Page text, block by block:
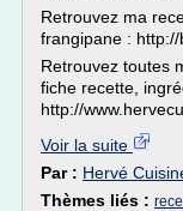
Retrouvez ma
frangipane : http://
Retrouvez toutes
fiche recette,
http://
Voir la suite
Par : Hervé
Thèmes liés :